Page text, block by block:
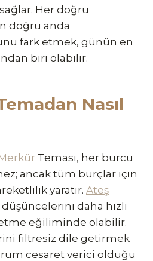
sağlar. Her doğru
doğru anda
fark etmek, günün en
biri olabilir.
Nasıl
Teması, her burcu
ancak tüm burçlar için
yaratır. Ateş
daha hızlı
eğiliminde olabilir.
filtresiz dile getirmek
cesaret verici olduğu